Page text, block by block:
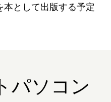
として出版する予定
パソコン